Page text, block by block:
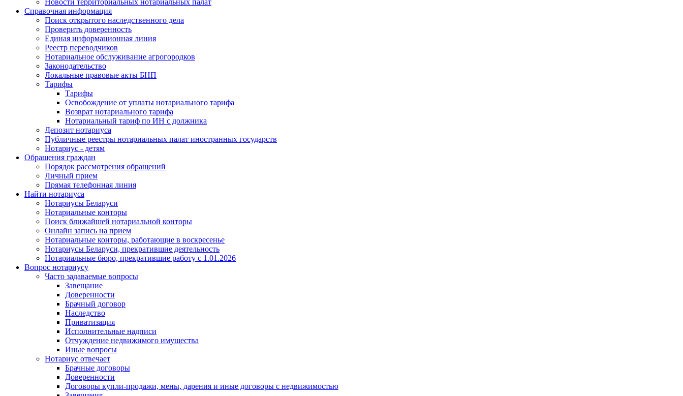
Справочная информация
Поиск открытого наследственного дела
Проверить доверенность
Единая информационная линия
Реестр переводчиков
Нотариальное обслуживание агрогородков
Законодательство
Локальные правовые акты БНП
Тарифы
Тарифы
Освобождение от уплаты нотариального тарифа
Возврат нотариального тарифа
Нотариальный тариф по ИН с должника
Депозит нотариуса
Публичные реестры нотариальных палат иностранных государств
Нотариус - детям
Обращения граждан
Порядок рассмотрения обращений
Личный прием
Прямая телефонная линия
Найти нотариуса
Нотариусы Беларуси
Нотариальные конторы
Поиск ближайшей нотариальной конторы
Онлайн запись на прием
Нотариальные конторы, работающие в воскресенье
Нотариусы Беларуси, прекратившие деятельность
Нотариальные бюро, прекратившие работу с 1.01.2026
Вопрос нотариусу
Часто задаваемые вопросы
Завещание
Доверенности
Брачный договор
Наследство
Приватизация
Исполнительные надписи
Отчуждение недвижимого имущества
Иные вопросы
Нотариус отвечает
Брачные договоры
Доверенности
Договоры купли-продажи, мены, дарения и иные договоры с недвижимостью